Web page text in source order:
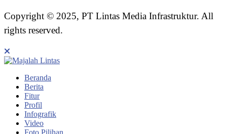
Copyright © 2025, PT Lintas Media Infrastruktur. All
rights reserved.
Beranda
Berita
Fitur
Profil
Infografik
Video
Foto Pilihan